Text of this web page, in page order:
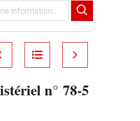
n° 78‑5